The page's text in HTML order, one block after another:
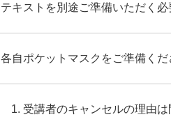
テキストを別途ご準備いただく
各自ポケットマスクをご準備く
受講者のキャンセルの理由